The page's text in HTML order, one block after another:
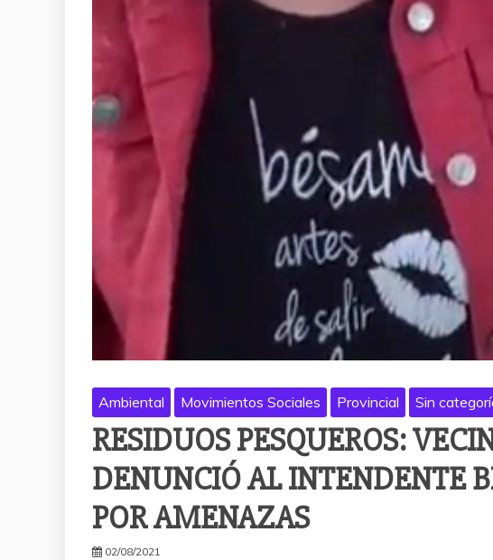
Ambiental Movimientos Sociales Provincial Sin
RESIDUOS PESQUEROS:
DENUNCIÓ AL INTENDENTE
POR AMENAZAS
02/08/2021